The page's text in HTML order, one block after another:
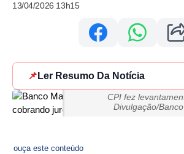
13/04/2026 13h15
📌 Ler Resumo Da Notícia
CPI fez
Divulgação/
ouça este conteúdo